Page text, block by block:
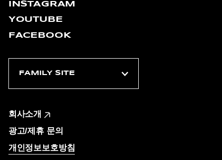
INSTAGRAM
YOUTUBE
FACEBOOK
회사소개
광고/제휴 문의
개인정보보호방침